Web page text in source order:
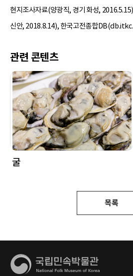
현지조사자료(양광직, 경기 화성,
신안, 2018.8.14), 한국고전종합
관련 콘텐츠
굴
목록